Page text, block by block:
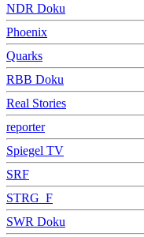
NDR Doku
Phoenix
Quarks
RBB Doku
Real Stories
reporter
Spiegel TV
SRF
STRG_F
SWR Doku